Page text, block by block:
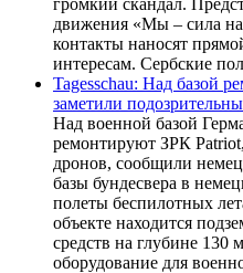
громкий скандал.
движения «Мы – сила
контакты наносят
интересам. Сербские
Tagesschau: Над базой
заметили
Над военной базой
ремонтируют ЗРК
дронов, сообщили
базы бундесвера в
полеты беспилотных
объекте находится
средств на глубине 130
оборудование для